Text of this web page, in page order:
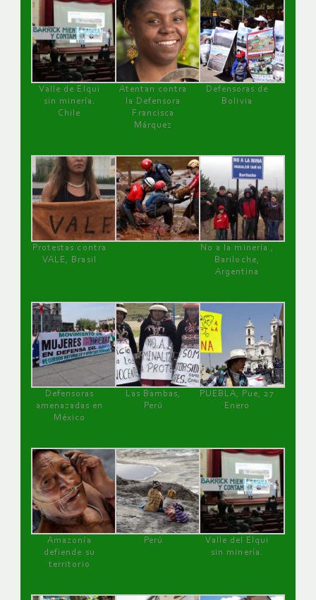
Valle de Elqui
sin minería.
Chile
Atentan contra
la Defensora
Francisca
Márquez
Defensoras de
Bolivia
Protestas contra
VALE, Brasil
No a la minería ,
Bariloche,
Argentina
Defensoras
amenazadas en
México
Las Bambas,
Perú
PUEBLA, Pue, 27
Enero
Amazonía
defiende su
territorio
Perú
Valle del Elqui
sin minería.